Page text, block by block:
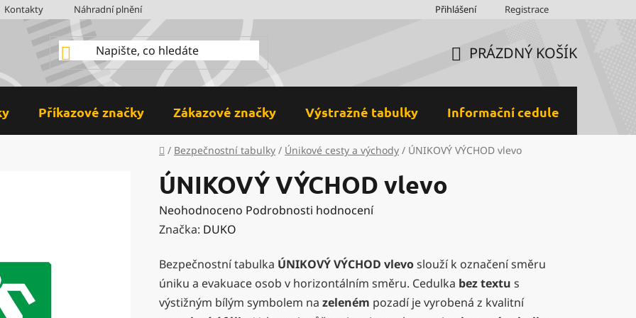
Kontakty Náhradní plnění Ochrana osobních údajů a GDPR
Přihlášení Registrace
KOŠÍK
PRÁZDNÝ KOŠÍK
Příkazové značky Zákazové značky Výstražné tabulky Informační cedule
Domů
/ Bezpečnostní tabulky / Únikové cesty a východy / ÚNIKOVÝ VÝCHOD vlevo
ÚNIKOVÝ VÝCHOD vlevo
Průměrné
hodnocení
je
0,0
z
Neohodnoceno Podrobnosti hodnocení
Značka: DUKO
Bezpečnostní tabulka ÚNIKOVÝ VÝCHOD vlevoslouží k označení směru
úniku a evakuace osob v horizontálním směru. Cedulka bez textu s
výstižným bílým symbolem na zeleném pozadí je vyrobená z kvalitní